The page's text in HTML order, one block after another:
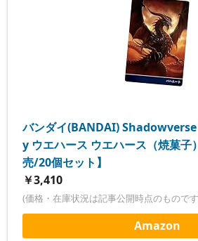
バンダイ(BANDAI)
y ウエハース ウエハース（焼菓子
売/20個セット】
￥3,410
(価格・在庫状況は記事公開時点のもので
Amazon